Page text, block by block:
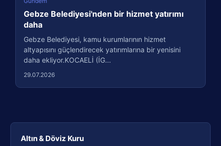
Altın & Döviz Kuru
Gebze Belediyesi'nden bir hizmet yatırımı
daha
Gebze Belediyesi, kamu kurumlarının hizmet
altyapısını güçlendirecek yatırımlarına bir yenisini
daha ekliyor.KOCAELİ (İG...
29.07.2026